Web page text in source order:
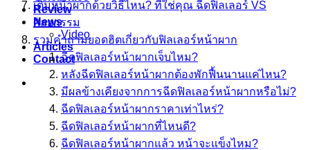
Review
News
Video
Articles
Contact
เติมหน้าผากด้วยวิธีไหน? ที่ใช่คุณ ฉีดฟิลเลอร์ VS
ศัลยกรรม
รวมคำถามยอดฮิตเกี่ยวกับฟิลเลอร์หน้าผาก
ฉีดฟิลเลอร์หน้าผากเจ็บไหม?
หลังฉีดฟิลเลอร์หน้าผากต้องพักฟื้นนานแค่ไหน?
มีผลข้างเคียงจากการฉีดฟิลเลอร์หน้าผากหรือไม่?
ฉีดฟิลเลอร์หน้าผากราคาเท่าไหร่?
ฉีดฟิลเลอร์หน้าผากที่ไหนดี?
ฉีดฟิลเลอร์หน้าผากแล้ว หน้าจะแข็งไหม?